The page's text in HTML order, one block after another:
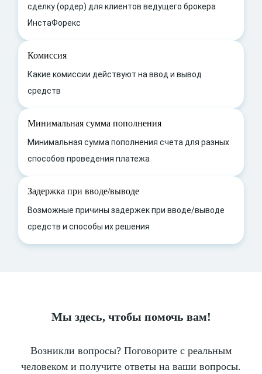
сделку (ордер) для клиентов ведущего брокера
ИнстаФорекс
Комиссия
Какие комиссии действуют на ввод и вывод
средств
Минимальная сумма пополнения
Минимальная сумма пополнения счета для разных
способов проведения платежа
Задержка при вводе/выводе
Возможные причины задержек при вводе/выводе
средств и способы их решения
Мы здесь, чтобы помочь вам!
Возникли вопросы? Поговорите с реальным
человеком и получите ответы на ваши вопросы.